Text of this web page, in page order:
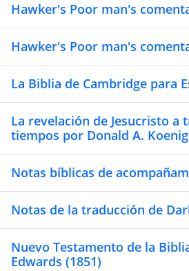
Hawker's Poor man's
Hawker's Poor man's
La Biblia de Cambridge para
La revelación de Jesucristo a
tiempos por Donald A. Koenig
Notas bíblicas de
Notas de la traducción de
Nuevo Testamento de la
Edwards (1851)